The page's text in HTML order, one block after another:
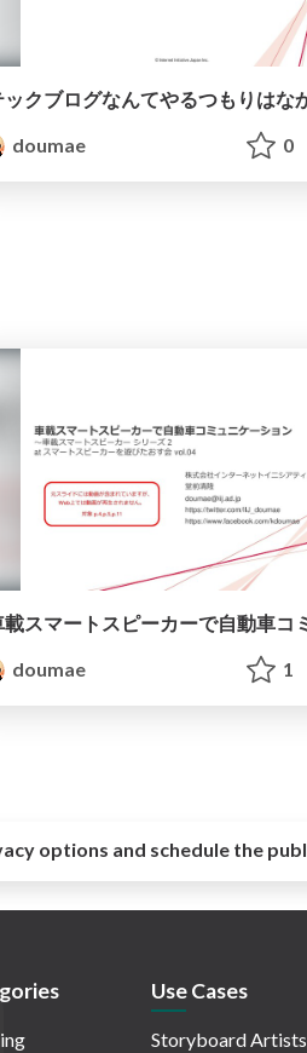
doumae
0
doumae
1
options and schedule the
Use Cases
Storyboard Artists